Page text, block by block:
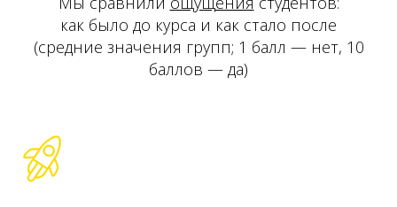
как было до курса и как стало после
(средние значения групп; 1 балл — нет, 10
баллов — да)